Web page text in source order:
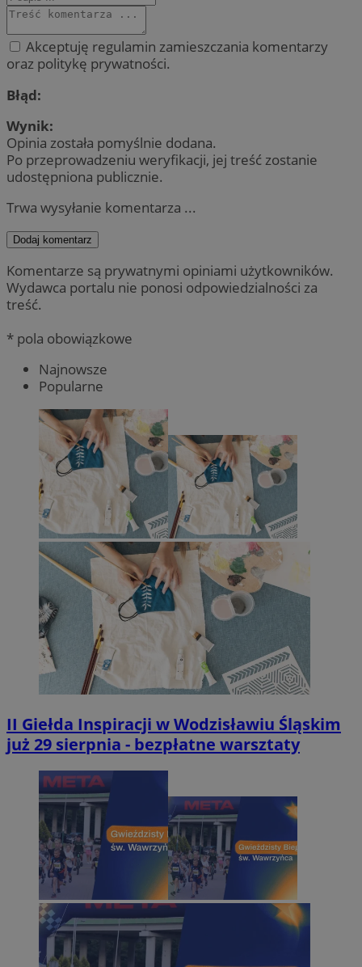
Akceptuję regulamin zamieszczania komentarzy
oraz politykę prywatności.
Błąd:
Wynik:
Opinia została pomyślnie dodana.
Po przeprowadzeniu weryfikacji, jej treść zostanie
udostępniona publicznie.
Trwa wysyłanie komentarza ...
Dodaj komentarz
Komentarze są prywatnymi opiniami użytkowników.
Wydawca portalu nie ponosi odpowiedzialności za
treść.
* pola obowiązkowe
Najnowsze
Popularne
II Giełda Inspiracji w Wodzisławiu Śląskim
już 29 sierpnia - bezpłatne warsztaty